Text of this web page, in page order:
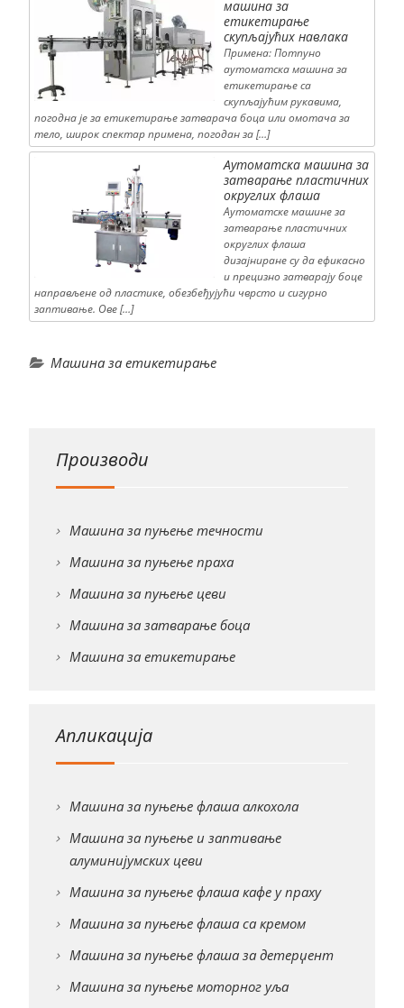
машина за
етикетирање
скупљајућих навлака
Примена: Потпуно
аутоматска машина за
етикетирање са
скупљајућим рукавима,
погодна је за етикетирање затварача боца или омотача за
тело, широк спектар примена, погодан за […]
Аутоматска машина за
затварање пластичних
округлих флаша
Аутоматске машине за
затварање пластичних
округлих флаша
дизајниране су да ефикасно
и прецизно затварају боце
направљене од пластике, обезбеђујући чврсто и сигурно
заптивање. Ове […]
Машина за етикетирање
Производи
Машина за пуњење течности
Машина за пуњење праха
Машина за пуњење цеви
Машина за затварање боца
Машина за етикетирање
Апликација
Машина за пуњење флаша алкохола
Машина за пуњење и заптивање
алуминијумских цеви
Машина за пуњење флаша кафе у праху
Машина за пуњење флаша са кремом
Машина за пуњење флаша за детерџент
Машина за пуњење моторног уља